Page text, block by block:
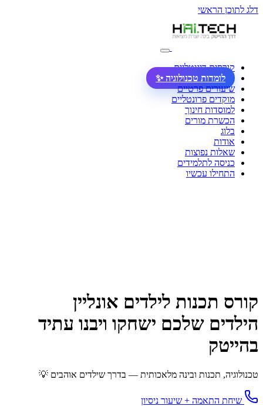
דלג לתוכן הראשי
קורסים דיגיטליים
לומדות טכנולוגיה ✨
שיעורים פרטיים
מוקדים פרונטליים
למוסדות חינוך
הכשרת מורים
בלוג
אודות
שאלות נפוצות
כניסה לתלמידים
התחילו עכשיו
קורס תכנות לילדים אונליין
הילדים שלכם ישחקו ויבנו עתיד
בהייטק
טכנולוגיה, תכנות ובינה מלאכותית — בדרך שילדים אוהבים 💡
שיחת התאמה + שיעור ניסיון